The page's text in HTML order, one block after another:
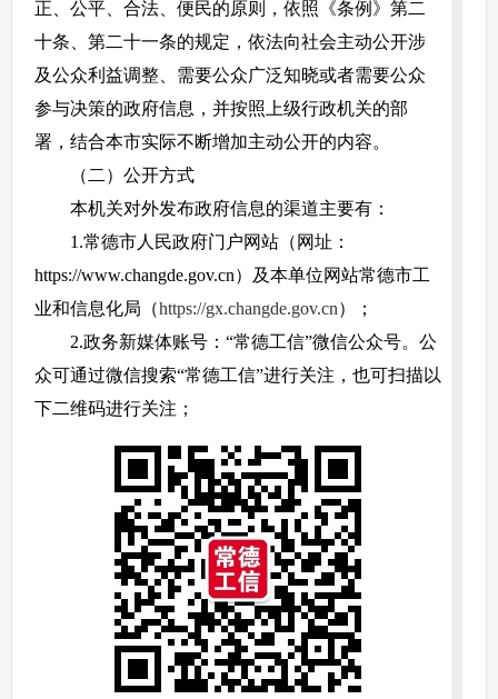
正、公平、合法、便民的原则，依照《条例》第二
十条、第二十一条的规定，依法向社会主动公开涉
及公众利益调整、需要公众广泛知晓或者需要公众
参与决策的政府信息，并按照上级行政机关的部
署，结合本市实际不断增加主动公开的内容。
（二）公开方式
本机关对外发布政府信息的渠道主要有：
1.常德市人民政府门户网站（网址：
https://www.changde.gov.cn）及本单位网站常德市工
业和信息化局（https://gx.changde.gov.cn）；
2.政务新媒体账号：“常德工信”微信公众号。公
众可通过微信搜索“常德工信”进行关注，也可扫描以
下二维码进行关注；